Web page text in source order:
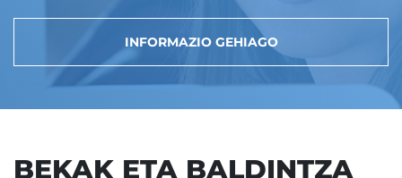
INFORMAZIO GEHIAGO
BEKAK ETA BALDINTZA